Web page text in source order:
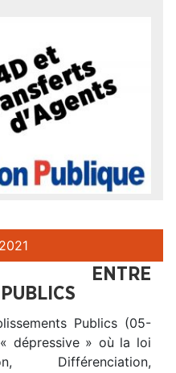
2021
ENTRE
Publics (05-
dépressive » où la loi
Différenciation,